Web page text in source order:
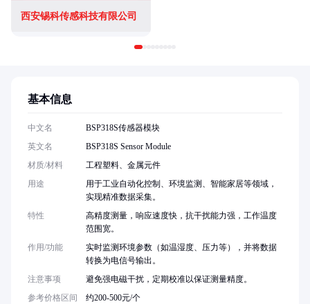
西安锡科传感科技有限公司
基本信息
中文名
BSP318S传感器模块
英文名
BSP318S Sensor Module
材质/材料
工程塑料、金属元件
用途
用于工业自动化控制、环境监测、智能家居等领域，
实现精准数据采集。
特性
高精度测量，响应速度快，抗干扰能力强，工作温度
范围宽。
作用/功能
实时监测环境参数（如温湿度、压力等），并将数据
转换为电信号输出。
注意事项
避免强电磁干扰，定期校准以保证测量精度。
参考价格区间
约200-500元/个